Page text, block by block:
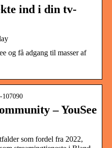
ind i din tv-
og få adgang til masser af
107090
– YouSee
som fordel fra 2022,